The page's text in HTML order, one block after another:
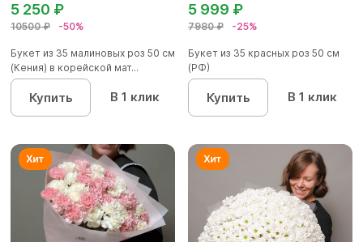
10500 ₽ -50%
5 250 ₽
Букет из 35 малиновых роз 50 см
(Кения) в корейской мат...
Купить В 1 клик
7980 ₽ -25%
5 999 ₽
Букет из 35 красных роз 50 см
(РФ)
Купить В 1 клик